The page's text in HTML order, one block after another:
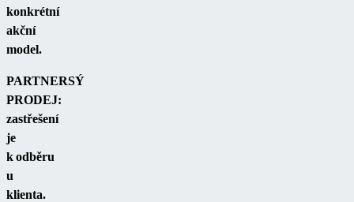
konkrétní
akční
model.
PARTNERSÝ
PRODEJ:
zastřešení
je
k odběru
u
klienta.